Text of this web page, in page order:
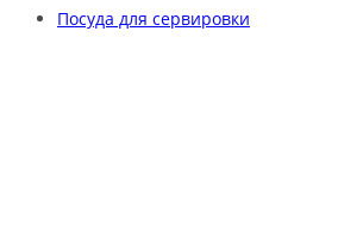
Посуда для сервировки